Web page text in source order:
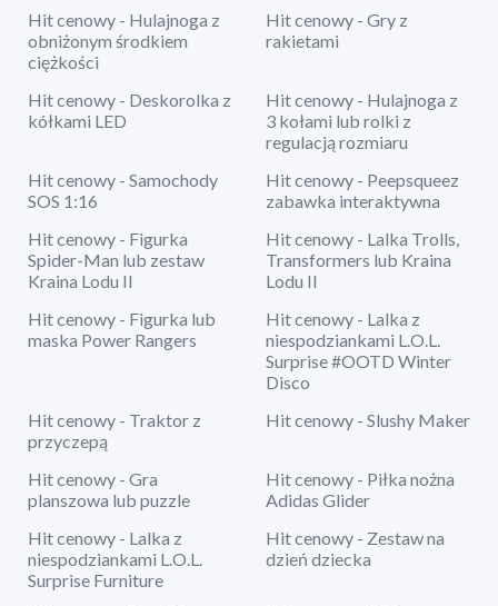
Hit cenowy - Hulajnoga z
obniżonym środkiem
ciężkości
Hit cenowy - Gry z
rakietami
Hit cenowy - Deskorolka z
kółkami LED
Hit cenowy - Hulajnoga z
3 kołami lub rolki z
regulacją rozmiaru
Hit cenowy - Samochody
SOS 1:16
Hit cenowy - Peepsqueez
zabawka interaktywna
Hit cenowy - Figurka
Spider-Man lub zestaw
Kraina Lodu II
Hit cenowy - Lalka Trolls,
Transformers lub Kraina
Lodu II
Hit cenowy - Figurka lub
maska Power Rangers
Hit cenowy - Lalka z
niespodziankami L.O.L.
Surprise #OOTD Winter
Disco
Hit cenowy - Traktor z
przyczepą
Hit cenowy - Slushy Maker
Hit cenowy - Gra
planszowa lub puzzle
Hit cenowy - Piłka nożna
Adidas Glider
Hit cenowy - Lalka z
niespodziankami L.O.L.
Surprise Furniture
Hit cenowy - Zestaw na
dzień dziecka